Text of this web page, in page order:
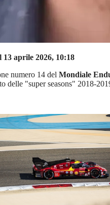
aprile 2026, 10:18
numero 14 del Mondiale
delle "super seasons" 2018-